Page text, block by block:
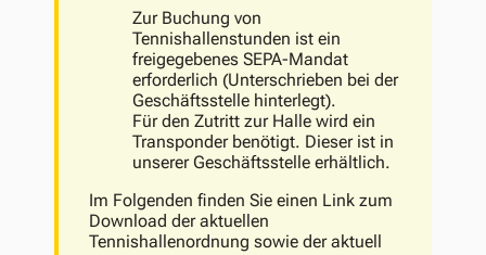
Zur Buchung von
Tennishallenstunden ist ein
freigegebenes SEPA-Mandat
erforderlich (Unterschrieben bei der
Geschäftsstelle hinterlegt).
Für den Zutritt zur Halle wird ein
Transponder benötigt. Dieser ist in
unserer Geschäftsstelle erhältlich.
Im Folgenden finden Sie einen Link zum
Download der aktuellen
Tennishallenordnung sowie der aktuell